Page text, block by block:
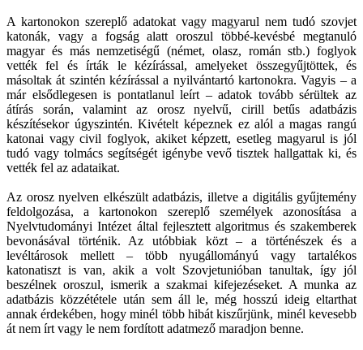
A kartonokon szereplő adatokat vagy magyarul nem tudó szovjet
katonák, vagy a fogság alatt oroszul többé-kevésbé megtanuló
magyar és más nemzetiségű (német, olasz, román stb.) foglyok
vették fel és írták le kézírással, amelyeket összegyűjtöttek, és
másoltak át szintén kézírással a nyilvántartó kartonokra. Vagyis – a
már elsődlegesen is pontatlanul leírt – adatok tovább sérültek az
átírás során, valamint az orosz nyelvű, cirill betűs adatbázis
készítésekor úgyszintén. Kivételt képeznek ez alól a magas rangú
katonai vagy civil foglyok, akiket képzett, esetleg magyarul is jól
tudó vagy tolmács segítségét igénybe vevő tisztek hallgattak ki, és
vették fel az adataikat.
Az orosz nyelven elkészült adatbázis, illetve a digitális gyűjtemény
feldolgozása, a kartonokon szereplő személyek azonosítása a
Nyelvtudományi Intézet által fejlesztett algoritmus és szakemberek
bevonásával történik. Az utóbbiak közt – a történészek és a
levéltárosok mellett – több nyugállományú vagy tartalékos
katonatiszt is van, akik a volt Szovjetunióban tanultak, így jól
beszélnek oroszul, ismerik a szakmai kifejezéseket. A munka az
adatbázis közzététele után sem áll le, még hosszú ideig eltarthat
annak érdekében, hogy minél több hibát kiszűrjünk, minél kevesebb
át nem írt vagy le nem fordított adatmező maradjon benne.